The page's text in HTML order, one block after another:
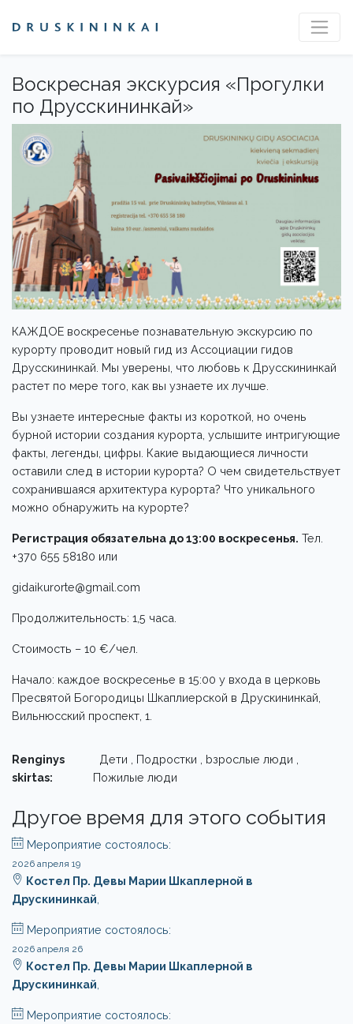
Воскресная экскурсия «Прогулки
по Друсскининкай»
КАЖДОЕ воскресенье познавательную экскурсию по
курорту проводит новый гид из Ассоциации гидов
Друсскининкай. Мы уверены, что любовь к Друсскининкай
растет по мере того, как вы узнаете их лучше.
Вы узнаете интересные факты из короткой, но очень
бурной истории создания курорта, услышите интригующие
факты, легенды, цифры. Какие выдающиеся личности
оставили след в истории курорта? О чем свидетельствует
сохранившаяся архитектура курорта? Что уникального
можно обнаружить на курорте?
Регистрация обязательна до 13:00 воскресенья. Тел.
+370 655 58180 или
gidaikurorte@gmail.com
Продолжительность: 1,5 часа.
Стоимость – 10 €/чел.
Начало: каждое воскресенье в 15:00 у входа в церковь
Пресвятой Богородицы Шкаплиерской в Друскининкай,
Вильнюсский проспект, 1.
Renginys
skirtas:
Дети , Подростки , bзрослые люди ,
Пожилые люди
Другое время для этого события
Мероприятие состоялось:
2026 апреля 19
Костел Пр. Девы Марии Шкаплерной в
Друскининкай
Мероприятие состоялось:
2026 апреля 26
Костел Пр. Девы Марии Шкаплерной в
Друскининкай
Мероприятие состоялось: